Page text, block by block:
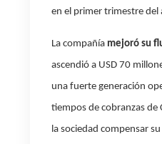
en el primer trimestre del
La compañía mejoró su
ascendió a USD 70
una fuerte generación
tiempos de cobranzas de
la sociedad compensar